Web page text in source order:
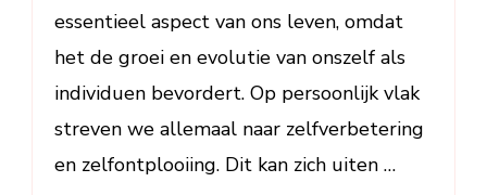
essentieel aspect van ons leven, omdat
het de groei en evolutie van onszelf als
individuen bevordert. Op persoonlijk vlak
streven we allemaal naar zelfverbetering
en zelfontplooiing. Dit kan zich uiten …